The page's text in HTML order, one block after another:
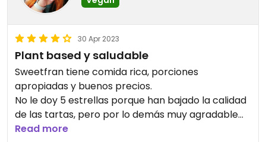
30 Apr 2023
Plant based y saludable
Sweetfran tiene comida rica, porciones
apropiadas y buenos precios.
No le doy 5 estrellas porque han bajado la calidad
de las tartas, pero por lo demás muy agradable
todo.
Read more